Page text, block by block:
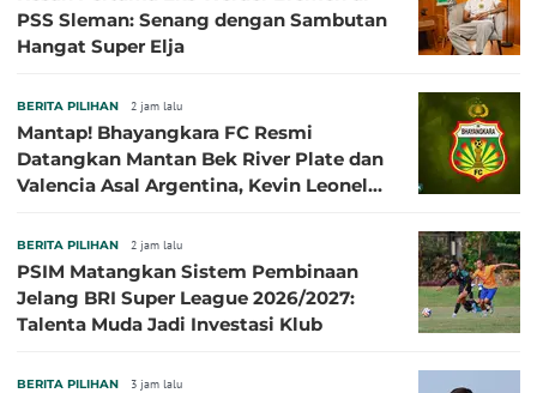
PSS Sleman: Senang dengan Sambutan
Hangat Super Elja
BERITA PILIHAN 2 jam lalu
Mantap! Bhayangkara FC Resmi
Datangkan Mantan Bek River Plate dan
Valencia Asal Argentina, Kevin Leonel
BERITA PILIHAN 2 jam lalu
PSIM Matangkan Sistem Pembinaan
Jelang BRI Super League 2026/2027:
Talenta Muda Jadi Investasi Klub
BERITA PILIHAN 3 jam lalu